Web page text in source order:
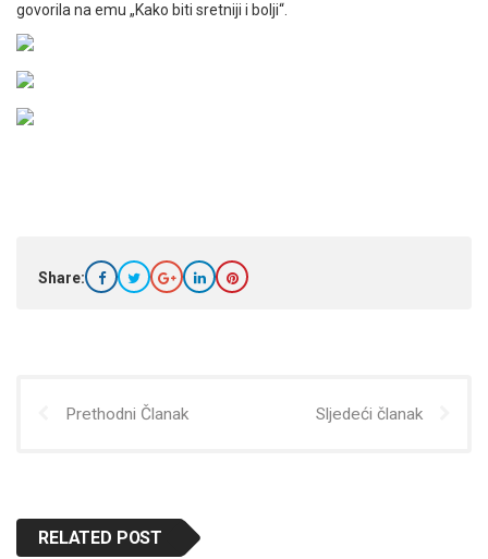
govorila na emu „Kako biti sretniji i bolji“.
Share:
Prethodni Članak Sljedeći članak
RELATED POST